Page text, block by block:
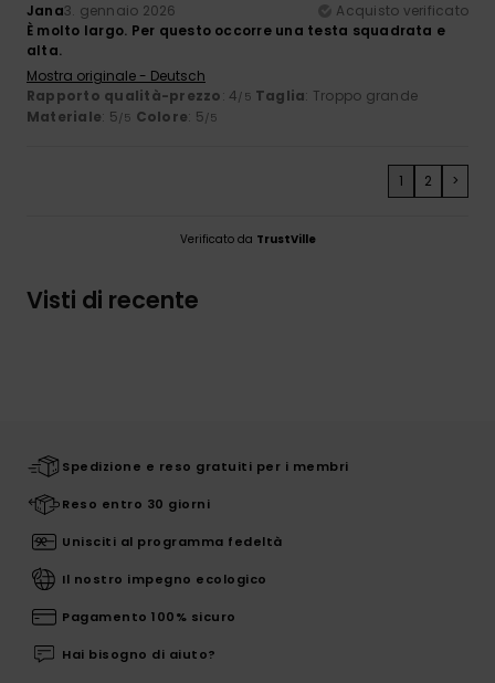
Jana3. gennaio 2026
Acquisto verificato
È molto largo. Per questo occorre una testa squadrata e
alta.
Mostra originale - Deutsch
Rapporto qualità-prezzo: 4/5 Taglia: Troppo grande
Materiale: 5/5 Colore: 5/5
1 2 >
Verificato da TrustVille
Visti di recente
Spedizione e reso gratuiti per i membri
Reso entro 30 giorni
Unisciti al programma fedeltà
Il nostro impegno ecologico
Pagamento 100% sicuro
Hai bisogno di aiuto?